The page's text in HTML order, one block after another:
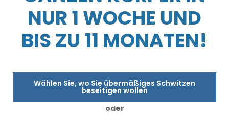
NUR 1 WOCHE UND
BIS ZU 11 MONATEN!
Wählen Sie, wo Sie übermäßiges Schwitzen
beseitigen wollen
oder